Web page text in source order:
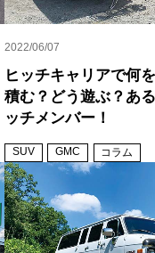
2022/06/07
ヒッチキャリアで何
積む？どう遊ぶ？あ
ッチメンバー！
SUV GMC コラム